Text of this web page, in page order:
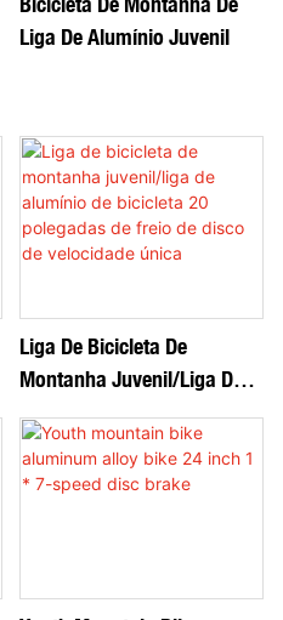
Liga De Alumínio Juvenil
Liga De Bicicleta De
Montanha Juvenil/liga De
Alumínio De Bicicleta 20
Polegadas De Freio De Disco
De Velocidade Única